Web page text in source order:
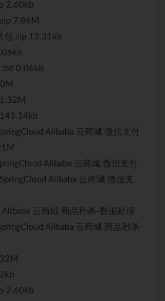
2.60kb
7.86M
包.zip 12.31kb
0.06kb
Alibaba 云商城 微信支付
Alibaba 云商城 微信支付
Alibaba 云商城 微信支
云商城 商品秒杀-数据处理
Alibaba 云商城 商品秒杀-
2.60kb